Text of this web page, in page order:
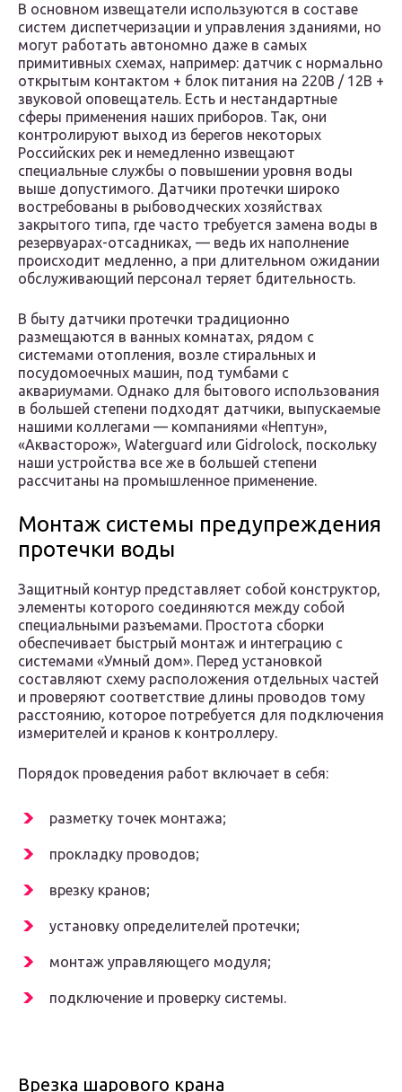
В основном извещатели используются в составе
систем диспетчеризации и управления зданиями, но
могут работать автономно даже в самых
примитивных схемах, например: датчик с нормально
открытым контактом + блок питания на 220В / 12В +
звуковой оповещатель. Есть и нестандартные
сферы применения наших приборов. Так, они
контролируют выход из берегов некоторых
Российских рек и немедленно извещают
специальные службы о повышении уровня воды
выше допустимого. Датчики протечки широко
востребованы в рыбоводческих хозяйствах
закрытого типа, где часто требуется замена воды в
резервуарах-отсадниках, — ведь их наполнение
происходит медленно, а при длительном ожидании
обслуживающий персонал теряет бдительность.
В быту датчики протечки традиционно
размещаются в ванных комнатах, рядом с
системами отопления, возле стиральных и
посудомоечных машин, под тумбами с
аквариумами. Однако для бытового использования
в большей степени подходят датчики, выпускаемые
нашими коллегами — компаниями «Нептун»,
«Аквасторож», Waterguard или Gidrolock, поскольку
наши устройства все же в большей степени
рассчитаны на промышленное применение.
Монтаж системы предупреждения
протечки воды
Защитный контур представляет собой конструктор,
элементы которого соединяются между собой
специальными разъемами. Простота сборки
обеспечивает быстрый монтаж и интеграцию с
системами «Умный дом». Перед установкой
составляют схему расположения отдельных частей
и проверяют соответствие длины проводов тому
расстоянию, которое потребуется для подключения
измерителей и кранов к контроллеру.
Порядок проведения работ включает в себя:
разметку точек монтажа;
прокладку проводов;
врезку кранов;
установку определителей протечки;
монтаж управляющего модуля;
подключение и проверку системы.
Врезка шарового крана